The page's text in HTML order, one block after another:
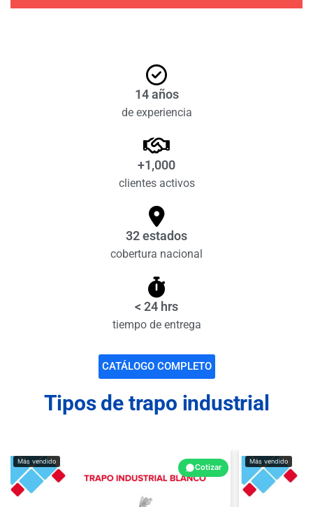
14 años
de experiencia
+1,000
clientes activos
32 estados
cobertura nacional
< 24 hrs
tiempo de entrega
CATÁLOGO COMPLETO
Tipos de trapo industrial
Más vendido
Cotizar
Más vendido